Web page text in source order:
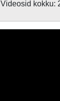
Videosid kokku: